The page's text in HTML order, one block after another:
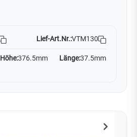
Lief-Art.Nr.:VTM130
Höhe:376.5mm Länge:37.5mm